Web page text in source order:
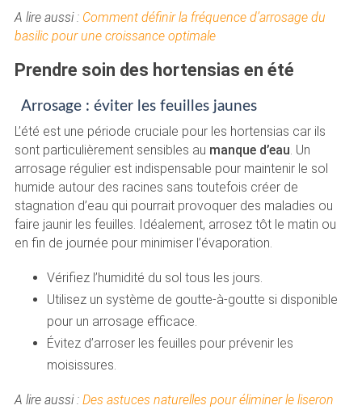
A lire aussi : Comment définir la fréquence d’arrosage du
basilic pour une croissance optimale
Prendre soin des hortensias en été
Arrosage : éviter les feuilles jaunes
L’été est une période cruciale pour les hortensias car ils
sont particulièrement sensibles au manque d’eau. Un
arrosage régulier est indispensable pour maintenir le sol
humide autour des racines sans toutefois créer de
stagnation d’eau qui pourrait provoquer des maladies ou
faire jaunir les feuilles. Idéalement, arrosez tôt le matin ou
en fin de journée pour minimiser l’évaporation.
Vérifiez l’humidité du sol tous les jours.
Utilisez un système de goutte-à-goutte si disponible
pour un arrosage efficace.
Évitez d’arroser les feuilles pour prévenir les
moisissures.
A lire aussi : Des astuces naturelles pour éliminer le liseron